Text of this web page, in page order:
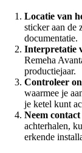
Locatie van
sticker aan de
documentatie.
Interpretatie
Remeha
productiejaar.
Controleer
waarmee je
je ketel kunt
Neem
achterhalen,
erkende